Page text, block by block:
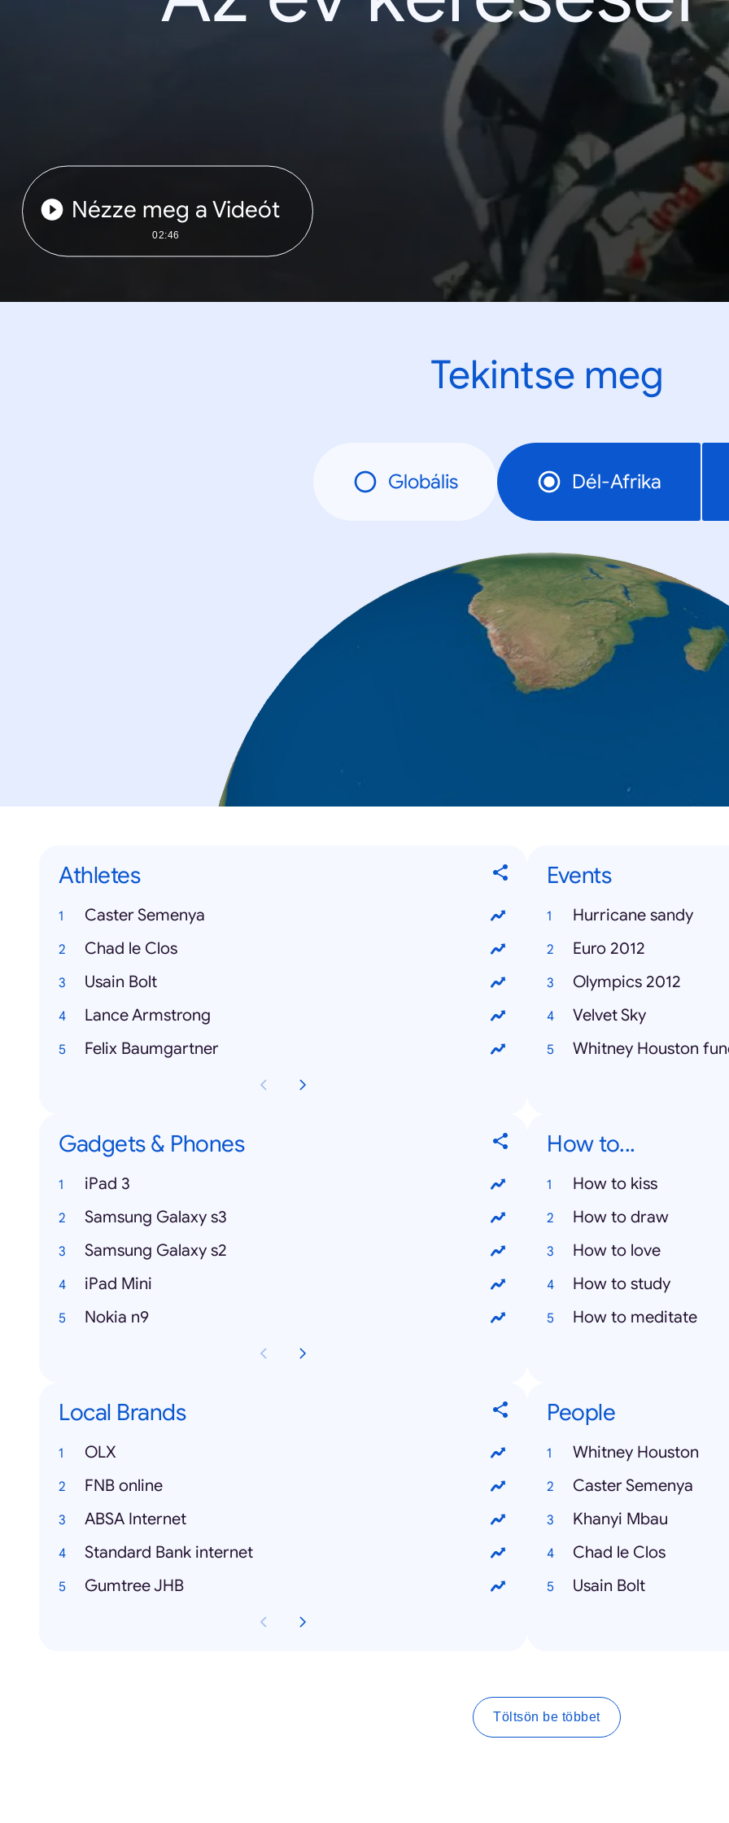
Nézze meg a Videót
02:46
Tekintse meg
Globális Dél-Afrika
Athletes
Caster Semenya
Chad le Clos
Usain Bolt
Lance Armstrong
Felix Baumgartner
Events
Hurricane sandy
Euro 2012
Olympics 2012
Velvet Sky
Whitney Houston
Gadgets & Phones
iPad 3
Samsung Galaxy s3
Samsung Galaxy s2
iPad Mini
Nokia n9
How to...
How to kiss
How to draw
How to love
How to study
How to meditate
Local Brands
OLX
FNB online
ABSA Internet
Standard Bank internet
Gumtree JHB
People
Whitney Houston
Caster Semenya
Khanyi Mbau
Chad le Clos
Usain Bolt
Töltsön be többet